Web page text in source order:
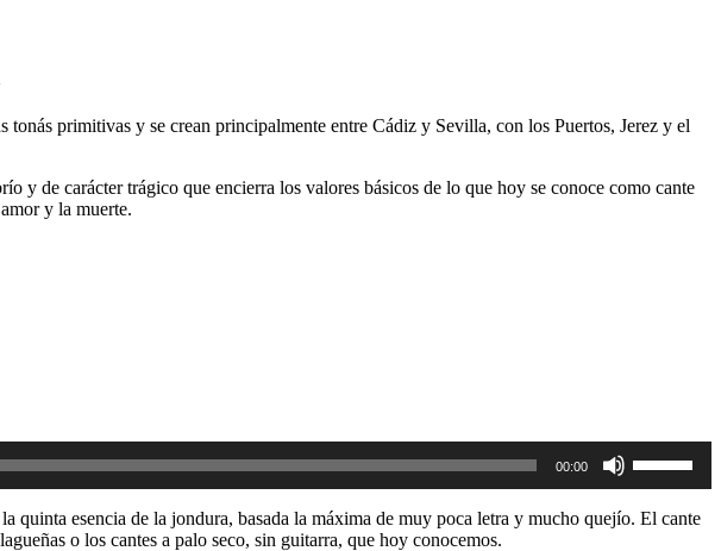
primitivas y se crean principalmente entre Cádiz y Sevilla, con los Puertos, Jerez y el
y de carácter trágico que encierra los valores básicos de lo que hoy se conoce como cante
y la muerte.
00:00
las
teclas
de
quinta esencia de la jondura, basada la máxima de muy poca letra y mucho quejío. El cante
o los cantes a palo seco, sin guitarra, que hoy conocemos.